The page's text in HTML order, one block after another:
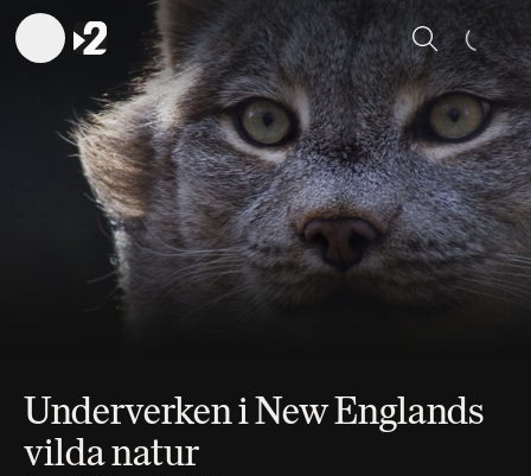
Sök
Underverken i New Englands
vilda natur